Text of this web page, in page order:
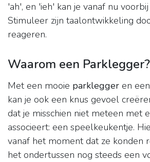
'ah', en 'ieh' kan je vanaf nu
Stimuleer zijn taalontwikkeling
reageren.
Waarom een Parklegger?
Met een mooie parklegger en
kan je ook een knus gevoel
dat je misschien niet meteen met
associeert: een speelkeukentje.
vanaf het moment dat ze konden
het ondertussen nog steeds een